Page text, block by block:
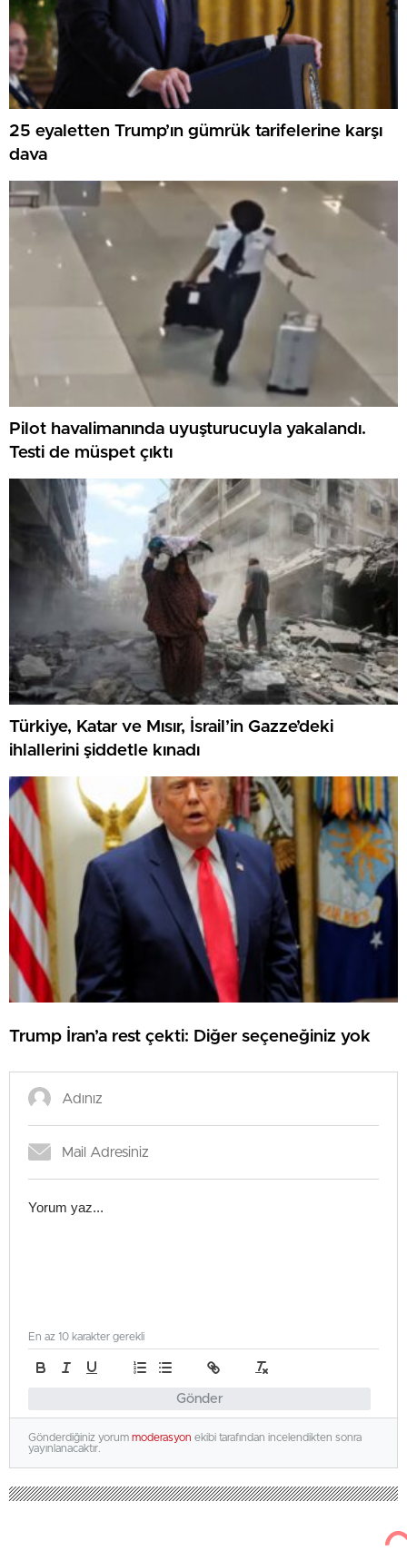
25 eyaletten Trump’ın gümrük tarifelerine karşı
dava
Pilot havalimanında uyuşturucuyla yakalandı.
Testi de müspet çıktı
Türkiye, Katar ve Mısır, İsrail’in Gazze’deki
ihlallerini şiddetle kınadı
Trump İran’a rest çekti: Diğer seçeneğiniz yok
Gönder
En az 10 karakter gerekli
Gönderdiğiniz yorum moderasyon ekibi tarafından incelendikten sonra
yayınlanacaktır.